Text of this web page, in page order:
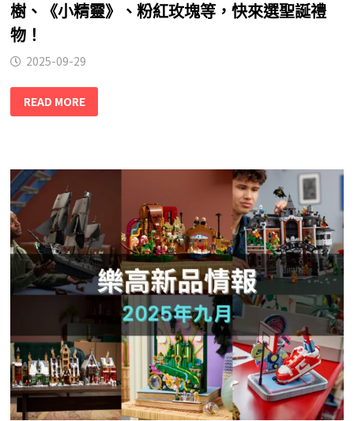
樹、《小精靈》、粉紅玫塊等，快來選聖誕禮
物！
2025-09-29
READ MORE